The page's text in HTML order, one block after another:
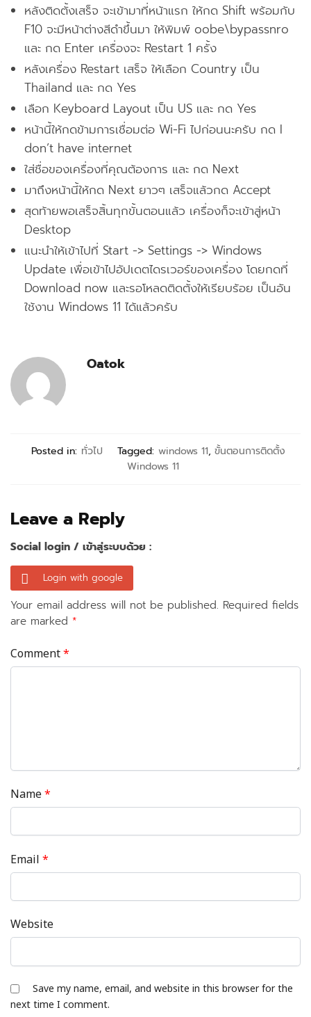
หลังติดตั้งเสร็จ จะเข้ามาที่หน้าแรก ให้กด Shift พร้อมกับ
F10 จะมีหน้าต่างสีดำขึ้นมา ให้พิมพ์ oobe\bypassnro
และ กด Enter เครื่องจะ Restart 1 ครั้ง
หลังเครื่อง Restart เสร็จ ให้เลือก Country เป็น
Thailand และ กด Yes
เลือก Keyboard Layout เป็น US และ กด Yes
หน้านี้ให้กดข้ามการเชื่อมต่อ Wi-Fi ไปก่อนนะครับ กด I
don’t have internet
ใส่ชื่อของเครื่องที่คุณต้องการ และ กด Next
มาถึงหน้านี้ให้กด Next ยาวๆ เสร็จแล้วกด Accept
สุดท้ายพอเสร็จสิ้นทุกขั้นตอนแล้ว เครื่องก็จะเข้าสู่หน้า
Desktop
แนะนำให้เข้าไปที่ Start -> Settings -> Windows
Update เพื่อเข้าไปอัปเดตไดรเวอร์ของเครื่อง โดยกดที่
Download now และรอโหลดติดตั้งให้เรียบร้อย เป็นอัน
ใช้งาน Windows 11 ได้แล้วครับ
Oatok
Posted in: ทั่วไป Tagged: windows 11, ขั้นตอนการติดตั้ง
Windows 11
Leave a Reply
Social login / เข้าสู่ระบบด้วย :
Login with google
Your email address will not be published. Required fields
are marked *
Comment*
Name*
Email *
Website
Save my name, email, and website in this browser for the
next time I comment.